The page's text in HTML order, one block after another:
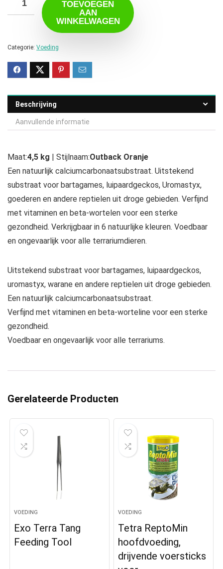
TOEVOEGEN
AAN
WINKELWAGEN
Categorie: Voeding
Beschrijving
Aanvullende informatie
Maat:4,5 kg | Stijlnaam:Outback Oranje
Een natuurlijk calciumcarbonaatsubstraat. Uitstekend
substraat voor bartagames, luipaardgeckos, Uromastyx,
goederen en andere reptielen uit droge gebieden. Verfijnd
met vitaminen en beta-wortelen voor een sterke
gezondheid. Verkrijgbaar in 6 natuurlijke kleuren. Voedbaar
en ongevaarlijk voor alle terrariumdieren.
Uitstekend substraat voor bartagames, luipaardgeckos,
uromastyx, warane en andere reptielen uit droge gebieden.
Een natuurlijk calciumcarbonaatsubstraat.
Verfijnd met vitaminen en beta-worteline voor een sterke
gezondheid.
Voedbaar en ongevaarlijk voor alle terrariums.
Gerelateerde Producten
VOEDING
Exo Terra Tang
Feeding Tool
VOEDING
Tetra ReptoMin
hoofdvoeding,
drijvende voersticks